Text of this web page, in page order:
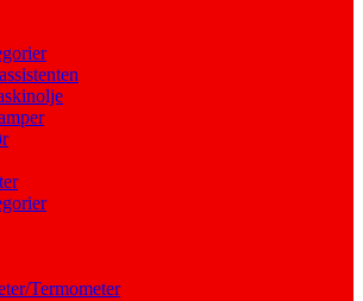
Termometer